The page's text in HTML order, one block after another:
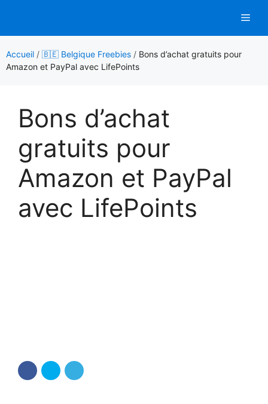
contenu
Accueil / 🇧🇪 Belgique Freebies / Bons d’achat gratuits pour
Amazon et PayPal avec LifePoints
Bons d’achat
gratuits pour
Amazon et PayPal
avec LifePoints